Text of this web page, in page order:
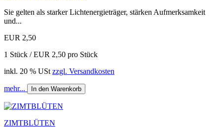
Sie gelten als starker Lichtenergieträger, stärken Aufmerksamkeit
und...
EUR 2,50
1 Stück / EUR 2,50 pro Stück
inkl. 20 % USt zzgl. Versandkosten
mehr... In den Warenkorb
ZIMTBLÜTEN